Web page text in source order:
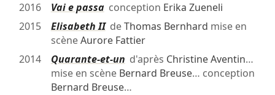
2016
Vai e passaconception Erika Zueneli
2015
Elisabeth IIdeThomas Bernhard mise en
scèneAurore Fattier
2014
Quarante-et-un d'après Christine Aventin…
mise en scène Bernard Breuse… conception
Bernard Breuse…